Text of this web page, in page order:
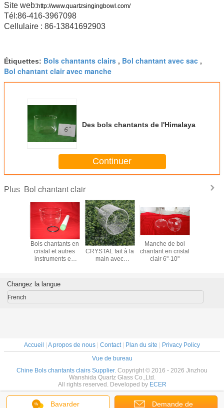
Site web:http://www.quartzsingingbowl.com/
Tél:86-416-3967098
Cellulaire : 86-13841692903
Étiquettes: Bols chantants clairs , Bol chantant avec sac ,
Bol chantant clair avec manche
Des bols chantants de l'Himalaya
Continuer
Plus Bol chantant clair
Bols chantants en
cristal et autres
instruments en
CHAUFLE DE
CRYSTAL fait à la
main avec
Manche de bol
chantant en cristal
clair 6"-10"
Bavarder Demande de
Changez la langue
French
Accueil | A propos de nous | Contact | Plan du site | Privacy Policy
Vue de bureau
Chine Bols chantants clairs Supplier. Copyright © 2016 - 2026 Jinzhou
Wanshida Quartz Glass Co.,Ltd.
All rights reserved. Developed by ECER